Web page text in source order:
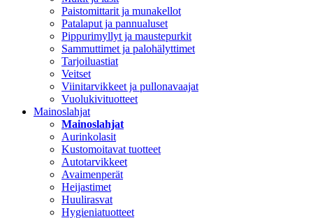
Paistomittarit ja munakellot
Patalaput ja pannualuset
Pippurimyllyt ja maustepurkit
Sammuttimet ja palohälyttimet
Tarjoiluastiat
Veitset
Viinitarvikkeet ja pullonavaajat
Vuolukivituotteet
Mainoslahjat
Mainoslahjat
Aurinkolasit
Kustomoitavat tuotteet
Autotarvikkeet
Avaimenperät
Heijastimet
Huulirasvat
Hygieniatuotteet